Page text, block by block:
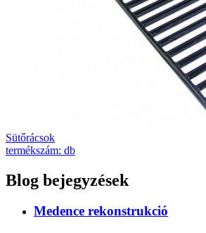
Sütőrácsok
termékszám: db
Blog bejegyzések
Medence rekonstrukció